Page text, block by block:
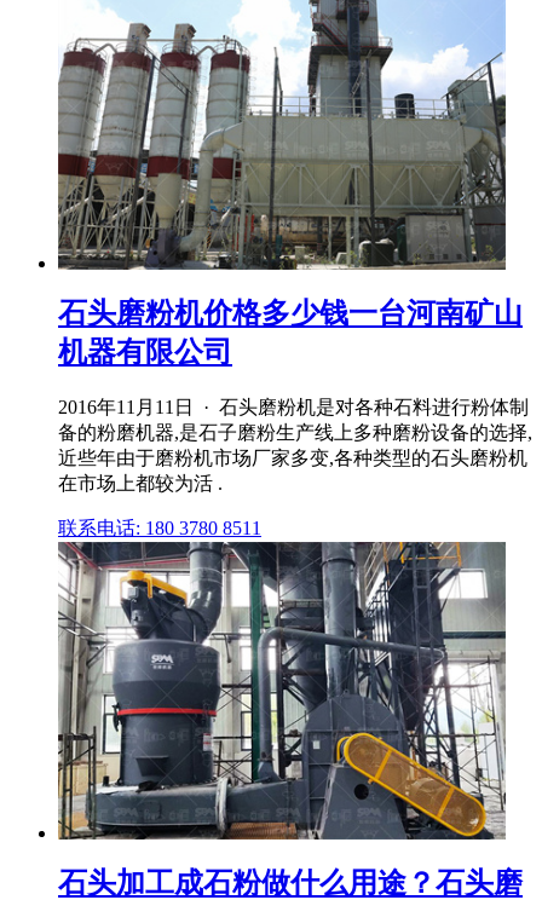
石头磨粉机价格多少钱一台河南矿山
机器有限公司
2016年11月11日 · 石头磨粉机是对各种石料进行粉体制
备的粉磨机器,是石子磨粉生产线上多种磨粉设备的选择,
近些年由于磨粉机市场厂家多变,各种类型的石头磨粉机
在市场上都较为活 .
联系电话: 180 3780 8511
石头加工成石粉做什么用途？石头磨